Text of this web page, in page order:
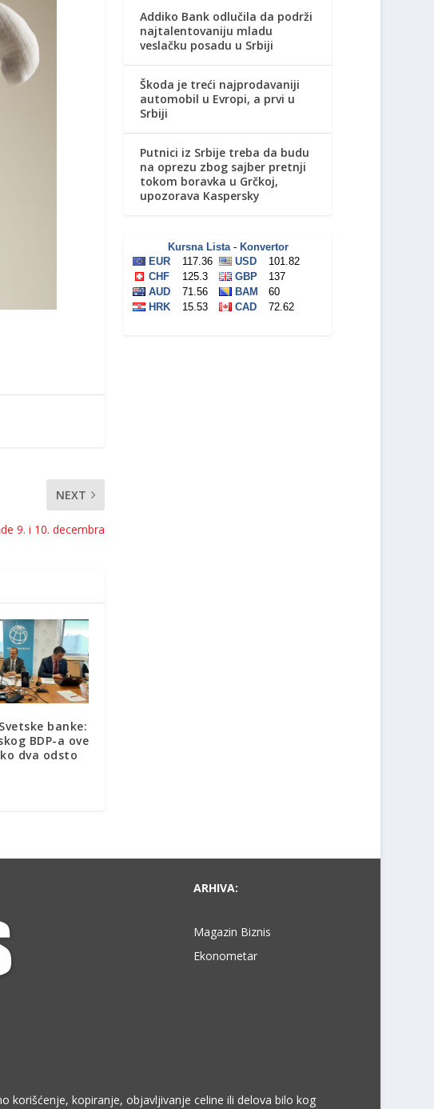
NEXT
9. i 10. decembra
banke:
BDP-a ove
dva odsto
Addiko Bank odlučila da podrži
najtalentovaniju mladu
veslačku posadu u Srbiji
Škoda je treći najprodavaniji
automobil u Evropi, a prvi u
Srbiji
Putnici iz Srbije treba da budu
na oprezu zbog sajber pretnji
tokom boravka u Grčkoj,
upozorava Kaspersky
ARHIVA:
Magazin Biznis
Ekonometar
korišćenje, kopiranje, objavljivanje celine ili delova bilo kog